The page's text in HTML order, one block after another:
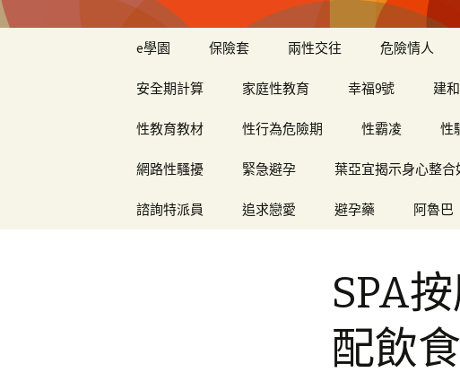
e學園 保險套 兩性交往 危險情人
安全期計算 家庭性教育 幸福9號 建
性教育教材 性行為危險期 性霸凌 性
網路性騷擾 緊急避孕 葉亞宜揭示身心整
諮詢特派員 追求戀愛 避孕藥 阿魯巴
SPA
配飲